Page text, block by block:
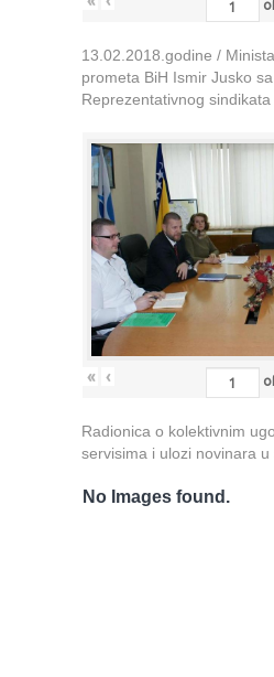
13.02.2018.godine /
prometa BiH Ismir Jusko
Reprezentativnog sindikata
« ‹
Radionica o kolektivnim
servisima i ulozi novinara u
No Images found.